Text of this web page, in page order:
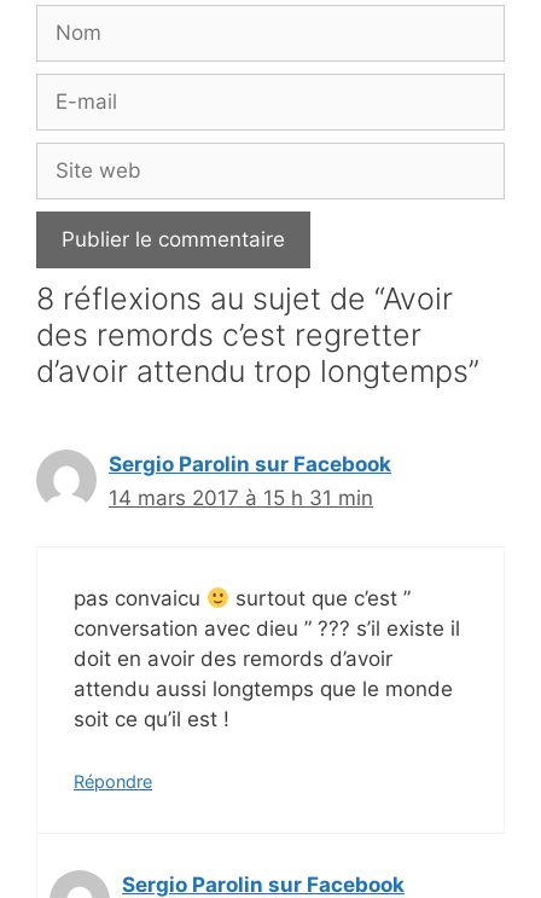
mail
web
8 réflexions au sujet de “Avoir
des remords c’est regretter
d’avoir attendu trop longtemps”
Sergio Parolin sur Facebook
14 mars 2017 à 15 h 31 min
pas convaicu
surtout que c’est ”
conversation avec dieu ” ??? s’il existe il
doit en avoir des remords d’avoir
attendu aussi longtemps que le monde
soit ce qu’il est !
Répondre
Sergio Parolin sur Facebook